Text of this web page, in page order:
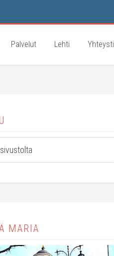
Palvelut Lehti
MARIA